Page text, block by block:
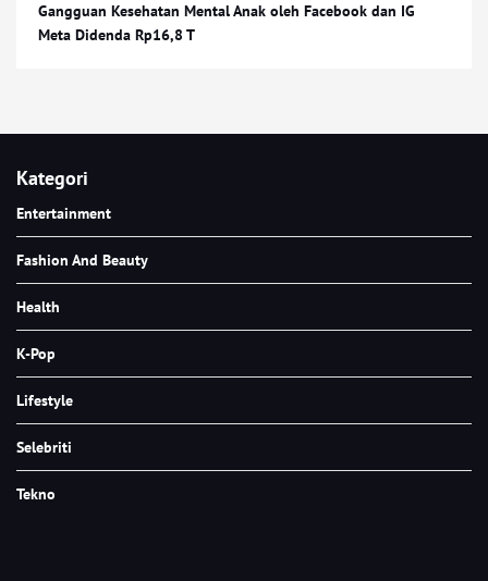
Gangguan Kesehatan Mental Anak oleh Facebook dan IG
Meta Didenda Rp16,8 T
Kategori
Entertainment
Fashion And Beauty
Health
K-Pop
Lifestyle
Selebriti
Tekno